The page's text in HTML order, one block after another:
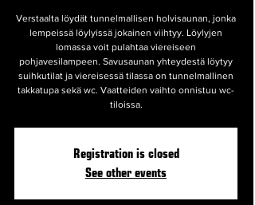
Verstaalta löydät tunnelmallisen holvisaunan, jonka
lempeissä löylyissä jokainen viihtyy. Löylyjen
lomassa voit pulahtaa viereiseen
pohjavesilampeen. Savusaunan yhteydestä löytyy
suihkutilat ja viereisessä tilassa on tunnelmallinen
takkatupa sekä wc. Vaatteiden vaihto onnistuu wc-
tiloissa.
Registration is closed
See other events